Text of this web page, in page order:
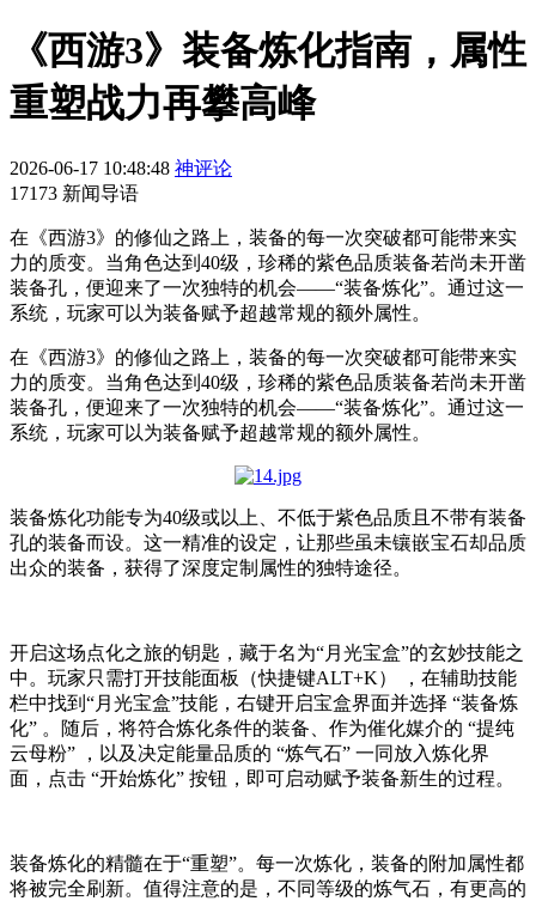
《西游3》装备炼化指南，属性
重塑战力再攀高峰
2026-06-17 10:48:48 神评论
17173 新闻导语
在《西游3》的修仙之路上，装备的每一次突破都可能带来实
力的质变。当角色达到40级，珍稀的紫色品质装备若尚未开凿
装备孔，便迎来了一次独特的机会——“装备炼化”。通过这一
系统，玩家可以为装备赋予超越常规的额外属性。
在《西游3》的修仙之路上，装备的每一次突破都可能带来实
力的质变。当角色达到40级，珍稀的紫色品质装备若尚未开凿
装备孔，便迎来了一次独特的机会——“装备炼化”。通过这一
系统，玩家可以为装备赋予超越常规的额外属性。
装备炼化功能专为40级或以上、不低于紫色品质且不带有装备
孔的装备而设。这一精准的设定，让那些虽未镶嵌宝石却品质
出众的装备，获得了深度定制属性的独特途径。
开启这场点化之旅的钥匙，藏于名为“月光宝盒”的玄妙技能之
中。玩家只需打开技能面板（快捷键ALT+K） ，在辅助技能
栏中找到“月光宝盒”技能，右键开启宝盒界面并选择 “装备炼
化” 。随后，将符合炼化条件的装备、作为催化媒介的 “提纯
云母粉” ，以及决定能量品质的 “炼气石” 一同放入炼化界
面，点击 “开始炼化” 按钮，即可启动赋予装备新生的过程。
装备炼化的精髓在于“重塑”。每一次炼化，装备的附加属性都
将被完全刷新。值得注意的是，不同等级的炼气石，有更高的